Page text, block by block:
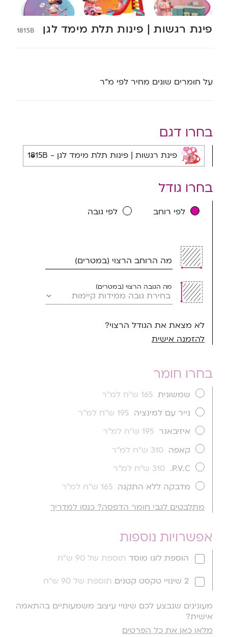
פינת רגשות | פינות תלת מימד לגן 1815B
על חומרים שונים מחיר לפי מ”ר
בחרו דגם
פינת רגשות | פינות תלת מימד לגן - 1815B
בחרו גודל
לפי רוחב לפי גובה
מה הרוחב הרצוי (במטרים)
מה הגובה הרצוי (במטרים)
לא מצאת את הגודל הרצוי?
להזמנה אישית
בחרו חומר
שמשונית 165 ש''ח למ''ר
נייר עם למינציה 195 ש''ח למ''ר
איזיבאנר 195 ש''ח למ''ר
קאפה 310 ש''ח למ''ר
P.V.C.
310 ש''ח למ''ר
מדבקה ללא התקנה 165 ש''ח למ''ר
מתלבטים לגבי חומר הדפסה? כנסו למדריך
אפשרויות נוספות
הוספת לוגו מוסד תוספת של 90 ש"ח
2 שינויי טקסט קטנים תוספת של 90 ש"ח
מעונינים שנבצע לכם שינויי עיצוב משמעותיים בהתאמה
אישית?
מלאו כאן את כל הפרטים